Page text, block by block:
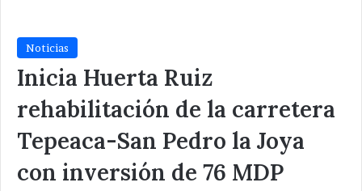
Noticias
Inicia Huerta Ruiz
rehabilitación de la carretera
Tepeaca-San Pedro la Joya
con inversión de 76 MDP